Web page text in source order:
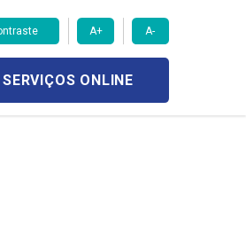
A+ A-
SERVIÇOS ONLINE